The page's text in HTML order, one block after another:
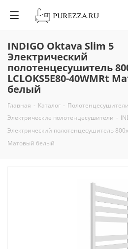
INDIGO Oktava Slim 5
Электрический
полотенцесушитель
LСLOKS5E80-40WMRt
белый
Главная - Каталог - Полотенцесушители
Электрические полотенцесушители -
Электрический полотенцесушитель
Матовый белый